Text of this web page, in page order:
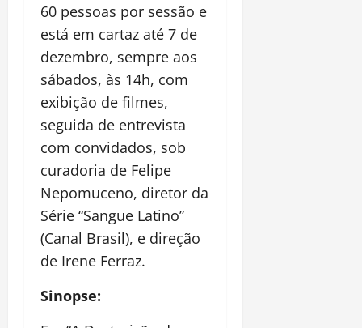
60 pessoas por sessão e
está em cartaz até 7 de
dezembro, sempre aos
sábados, às 14h, com
exibição de filmes,
seguida de entrevista
com convidados, sob
curadoria de Felipe
Nepomuceno, diretor da
Série “Sangue Latino”
(Canal Brasil), e direção
de Irene Ferraz.
Sinopse: